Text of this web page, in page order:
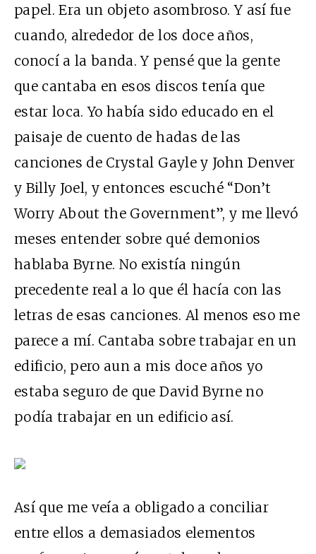
papel. Era un objeto asombroso. Y así fue
cuando, alrededor de los doce años,
conocí a la banda. Y pensé que la gente
que cantaba en esos discos tenía que
estar loca. Yo había sido educado en el
paisaje de cuento de hadas de las
canciones de Crystal Gayle y John Denver
y Billy Joel, y entonces escuché “Don’t
Worry About the Government”, y me llevó
meses entender sobre qué demonios
hablaba Byrne. No existía ningún
precedente real a lo que él hacía con las
letras de esas canciones. Al menos eso me
parece a mí. Cantaba sobre trabajar en un
edificio, pero aun a mis doce años yo
estaba seguro de que David Byrne no
podía trabajar en un edificio así.
Así que me veía a obligado a conciliar
entre ellos a demasiados elementos